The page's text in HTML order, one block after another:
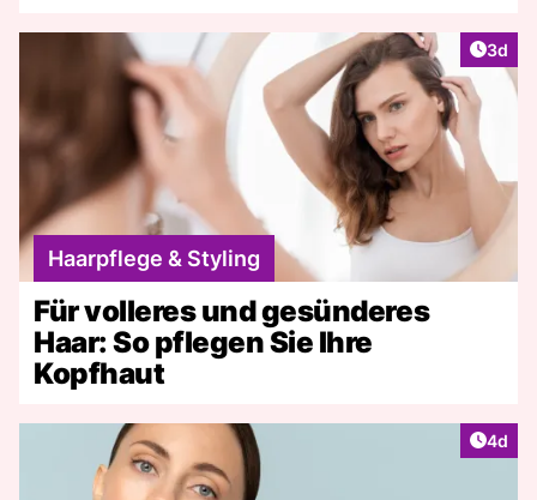
3d
Haarpflege & Styling
Für volleres und gesünderes
Haar: So pflegen Sie Ihre
Kopfhaut
4d